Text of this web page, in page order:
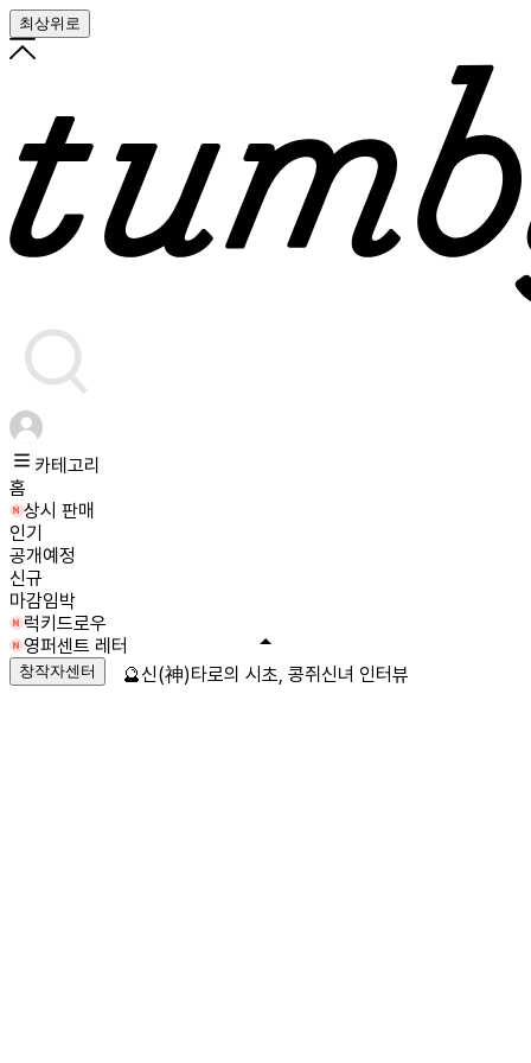
최상위로
카테고리
홈
상시 판매
인기
공개예정
신규
마감임박
럭키드로우
영퍼센트 레터
창작자센터 🔮신(神)타로의 시초, 콩쥐신녀 인터뷰